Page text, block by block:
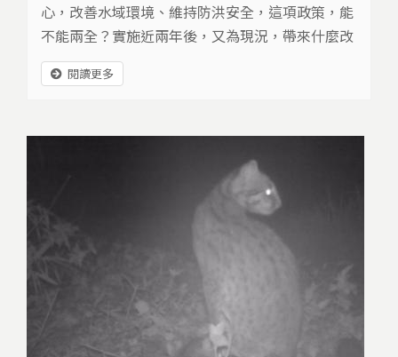
心，改善水域環境、維持防洪安全，這項政策，能
不能兩全？實施近兩年後，又為現況，帶來什麼改
變？
閱讀更多